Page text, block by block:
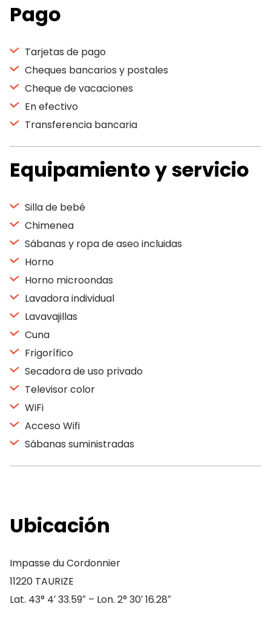
Pago
Tarjetas de pago
Cheques bancarios y postales
Cheque de vacaciones
En efectivo
Transferencia bancaria
Equipamiento y servicio
Silla de bebé
Chimenea
Sábanas y ropa de aseo incluidas
Horno
Horno microondas
Lavadora individual
Lavavajillas
Cuna
Frigorífico
Secadora de uso privado
Televisor color
WiFi
Acceso Wifi
Sábanas suministradas
Ubicación
Impasse du Cordonnier
11220 TAURIZE
Lat. 43° 4′ 33.59″ – Lon. 2° 30′ 16.28″